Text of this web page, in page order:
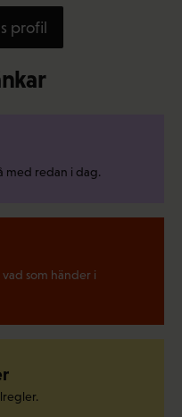
profil
med redan i dag.
som händer i